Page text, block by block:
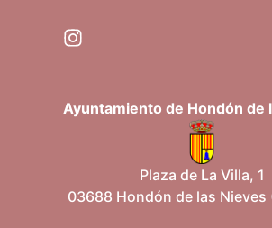
Ayuntamiento de Hondón de
Plaza de La Villa, 1
03688 Hondón de las Nieves